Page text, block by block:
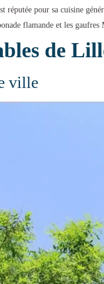
pour sa cuisine
flamande et les
de
ville